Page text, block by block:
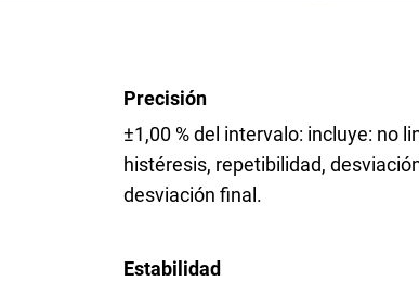
Precisión
±1,00 % del intervalo: incluye: no
histéresis, repetibilidad,
desviación final.
Estabilidad